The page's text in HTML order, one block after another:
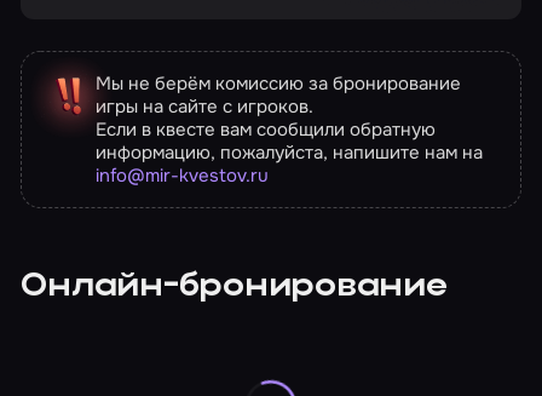
Мы не берём комиссию за бронирование
игры на сайте с игроков.
Если в квесте вам сообщили обратную
информацию, пожалуйста, напишите нам на
info@mir-kvestov.ru
Онлайн-бронирование